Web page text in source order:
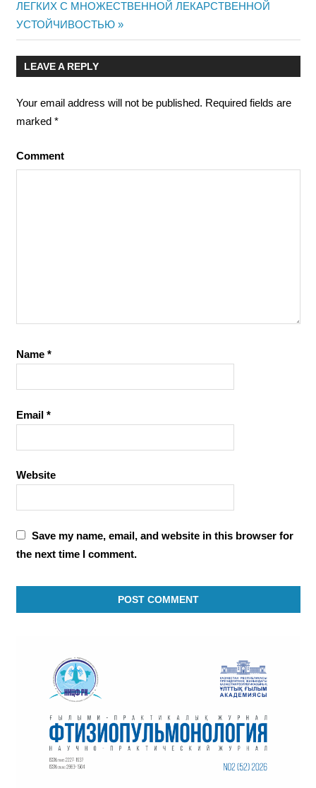
ЛЕГКИХ С МНОЖЕСТВЕННОЙ ЛЕКАРСТВЕННОЙ
УСТОЙЧИВОСТЬЮ
LEAVE A REPLY
Your email address will not be published. Required fields are
marked *
Comment
Name *
Email *
Website
Save my name, email, and website in this browser for
the next time I comment.